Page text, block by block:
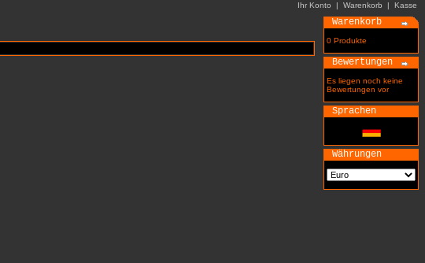
Ihr Konto | Warenkorb | Kasse
Warenkorb
0 Produkte
Bewertungen
Es liegen noch keine
Bewertungen vor
Sprachen
Währungen